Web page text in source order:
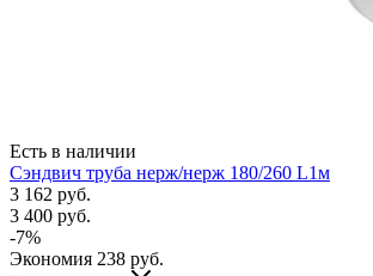
Есть в наличии
Сэндвич труба нерж/нерж 180/260 L1м
3 162 руб.
3 400 руб.
-7%
Экономия 238 руб.